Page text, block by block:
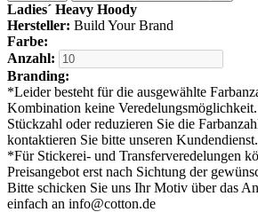
Ladies´ Heavy Hoody
Hersteller: Build Your Brand
Farbe:
Anzahl:
Branding:
*Leider besteht für die ausgewählte
Kombination keine
Stückzahl oder reduzieren Sie die
kontaktieren Sie bitte unseren Kundendienst.
*Für Stickerei- und Transferveredelungen
Preisangebot erst nach Sichtung der
Bitte schicken Sie uns Ihr Motiv über das
einfach an info@cotton.de